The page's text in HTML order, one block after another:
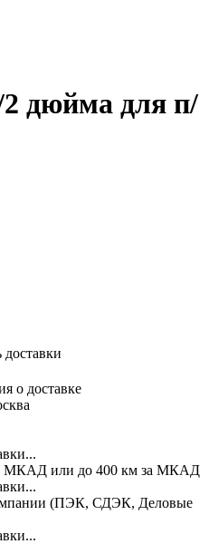
2 дюйма для п/
доставки
о доставке
МКАД или до 400 км за МКАД
(ПЭК, СДЭК, Деловые